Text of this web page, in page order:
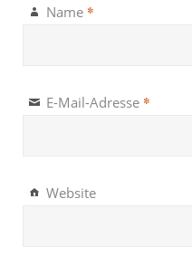
Name *
E-Mail-Adresse *
Website